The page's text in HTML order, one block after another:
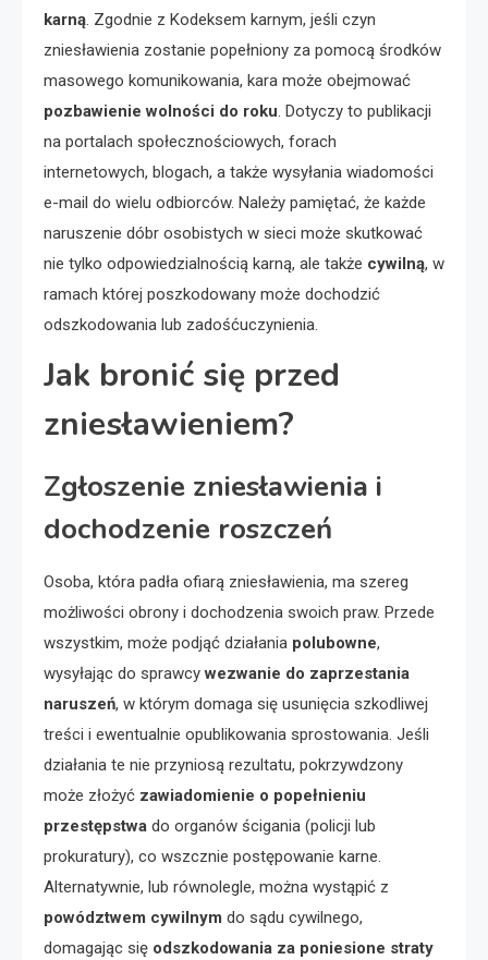
karną. Zgodnie z Kodeksem karnym, jeśli czyn
zniesławienia zostanie popełniony za pomocą środków
masowego komunikowania, kara może obejmować
pozbawienie wolności do roku. Dotyczy to publikacji
na portalach społecznościowych, forach
internetowych, blogach, a także wysyłania wiadomości
e-mail do wielu odbiorców. Należy pamiętać, że każde
naruszenie dóbr osobistych w sieci może skutkować
nie tylko odpowiedzialnością karną, ale także cywilną, w
ramach której poszkodowany może dochodzić
odszkodowania lub zadośćuczynienia.
Jak bronić się przed
zniesławieniem?
Zgłoszenie zniesławienia i
dochodzenie roszczeń
Osoba, która padła ofiarą zniesławienia, ma szereg
możliwości obrony i dochodzenia swoich praw. Przede
wszystkim, może podjąć działania polubowne,
wysyłając do sprawcywezwanie do zaprzestania
naruszeń, w którym domaga się usunięcia szkodliwej
treści i ewentualnie opublikowania sprostowania. Jeśli
działania te nie przyniosą rezultatu, pokrzywdzony
może złożyć zawiadomienie o popełnieniu
przestępstwa do organów ścigania (policji lub
prokuratury), co wszcznie postępowanie karne.
Alternatywnie, lub równolegle, można wystąpić z
powództwem cywilnym do sądu cywilnego,
domagając się odszkodowania za poniesione straty